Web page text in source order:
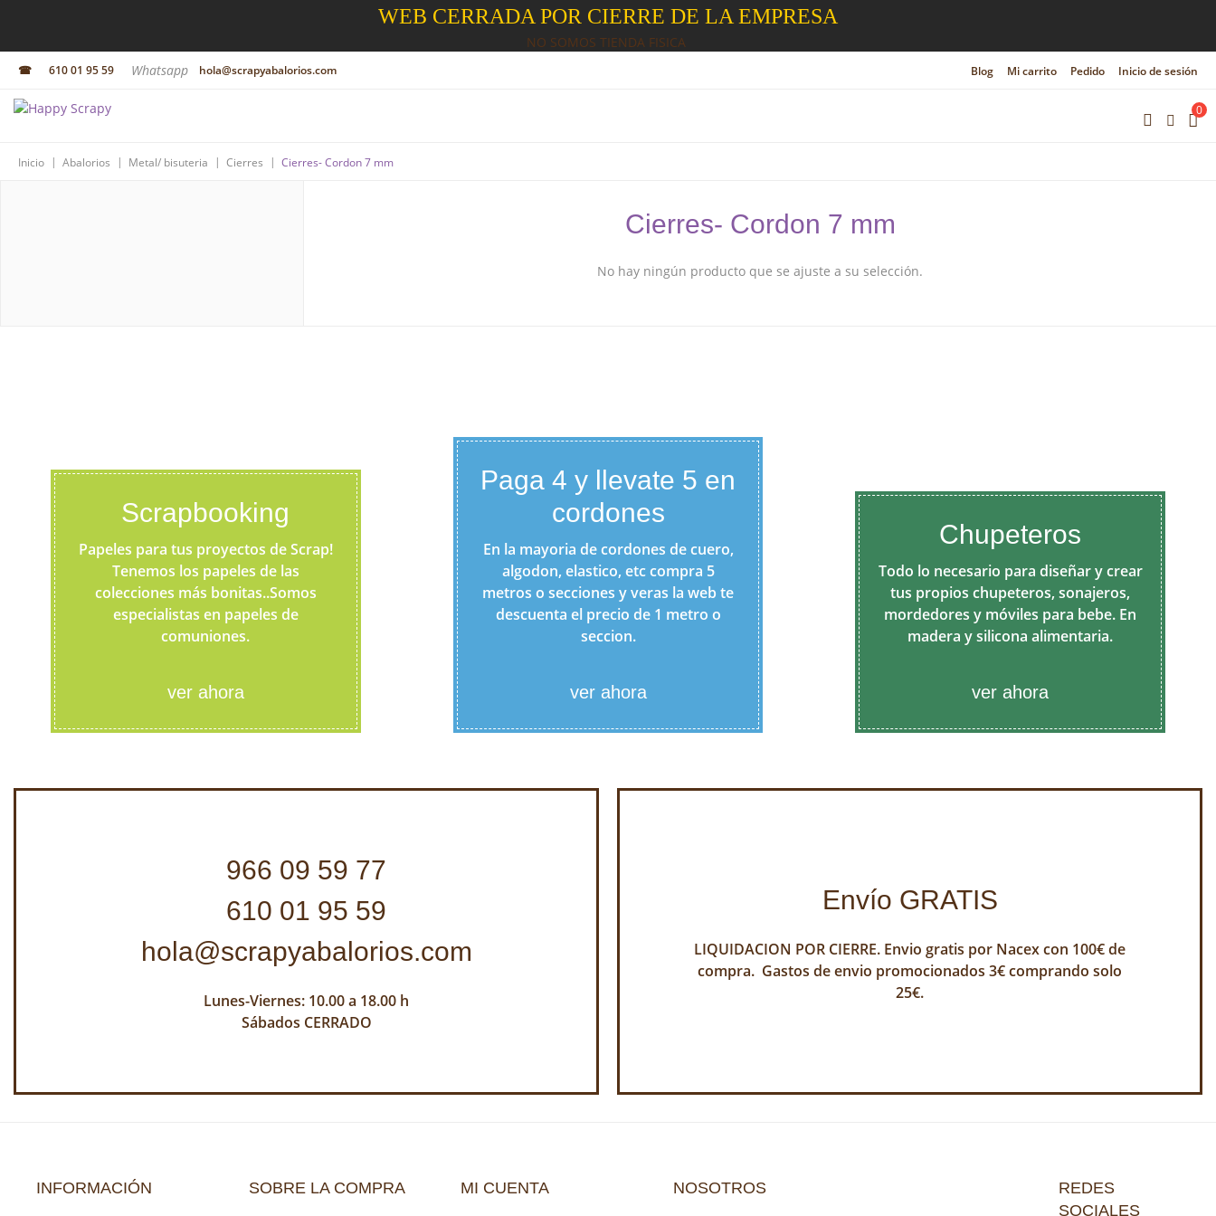
WEB CERRADA POR CIERRE DE LA EMPRESA
NO SOMOS TIENDA FISICA
☎ 610 01 95 59 Whatsapp hola@scrapyabalorios.com Blog Mi carrito Pedido Inicio de sesión
0
Inicio | Abalorios | Metal/ bisuteria | Cierres | Cierres- Cordon 7 mm
Cierres- Cordon 7 mm
No hay ningún producto que se ajuste a su selección.
Scrapbooking
Papeles para tus proyectos de Scrap!
Tenemos los papeles de las
colecciones más bonitas..Somos
especialistas en papeles de
comuniones.
ver ahora
Paga 4 y llevate 5 en
cordones
En la mayoria de cordones de cuero,
algodon, elastico, etc compra 5
metros o secciones y veras la web te
descuenta el precio de 1 metro o
seccion.
ver ahora
Chupeteros
Todo lo necesario para diseñar y crear
tus propios chupeteros, sonajeros,
mordedores y móviles para bebe. En
madera y silicona alimentaria.
ver ahora
966 09 59 77
610 01 95 59
hola@scrapyabalorios.com
Lunes-Viernes: 10.00 a 18.00 h
Sábados CERRADO
Envío GRATIS
LIQUIDACION POR CIERRE. Envio gratis por Nacex con 100€ de
compra. Gastos de envio promocionados 3€ comprando solo
25€.
REDES
SOCIALES
INFORMACIÓN SOBRE LA COMPRA MI CUENTA NOSOTROS